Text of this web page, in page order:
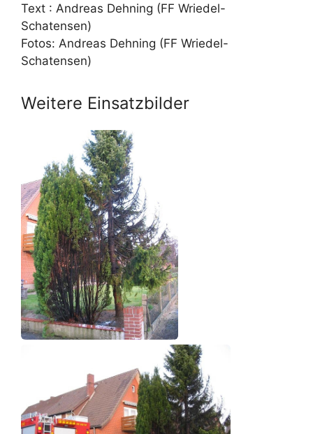
Text : Andreas Dehning (FF Wriedel-
Schatensen)
Fotos: Andreas Dehning (FF Wriedel-
Schatensen)
Weitere Einsatzbilder